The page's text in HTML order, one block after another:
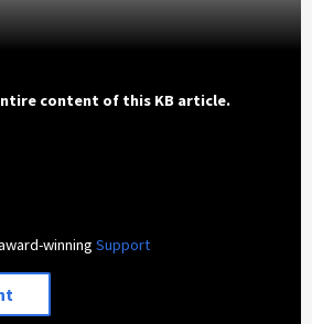
content of this KB article.
winningSupport